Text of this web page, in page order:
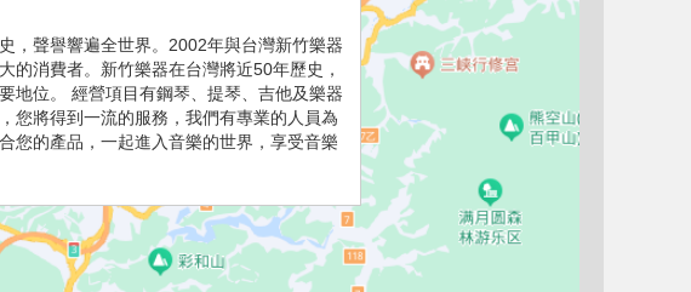
，聲譽響遍全世界。2002年與台灣新竹樂器
的消費者。新竹樂器在台灣將近50年歷史，
地位。 經營項目有鋼琴、提琴、吉他及樂器
您將得到一流的服務，我們有專業的人員為
您的產品，一起進入音樂的世界，享受音樂